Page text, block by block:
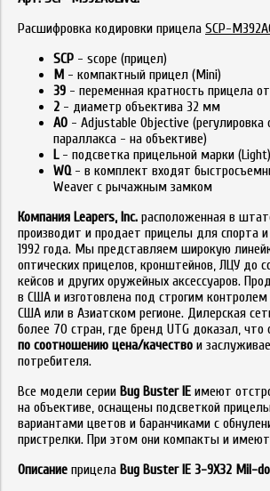
Расшифровка кодировки прицела SCP-
SCP - scope (прицел)
M - компактный прицел (Mini)
39 - переменная кратность прицела
2 - диаметр объектива 32 мм
AO - Adjustable Objective (регулировка
параллакса - на объективе)
L- подсветка прицельной марки (Light)
WQ- в комплект входят
Weaver с рычажным замком
Компания Leapers, Inc. расположенная в
производит и продает прицелы для спорта
1992 года. Мы представляем широкую
оптических прицелов, кронштейнов, ЛЦУ до
кейсов и других оружейных аксессуаров.
в США и изготовлена под строгим контролем
США или в Азиатском регионе. Дилерская
более 70 стран, где бренд UTG доказал, что
по соотношению цена/качество и
потребителя.
Все модели серии Bug Buster IE имеют
на объективе, оснащены подсветкой
вариантами цветов и баранчиками с
пристрелки. При этом они компакты и
Описание прицела Bug Buster IE 3-9X32 Mil-